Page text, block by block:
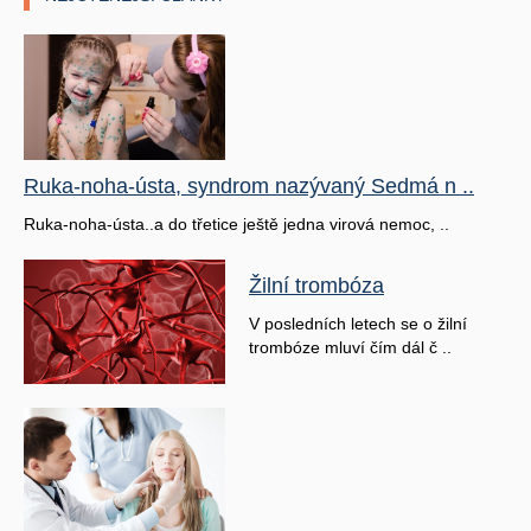
Ruka-noha-ústa, syndrom nazývaný Sedmá n ..
Ruka-noha-ústa..a do třetice ještě jedna virová nemoc, ..
Žilní trombóza
V posledních letech se o žilní
trombóze mluví čím dál č ..